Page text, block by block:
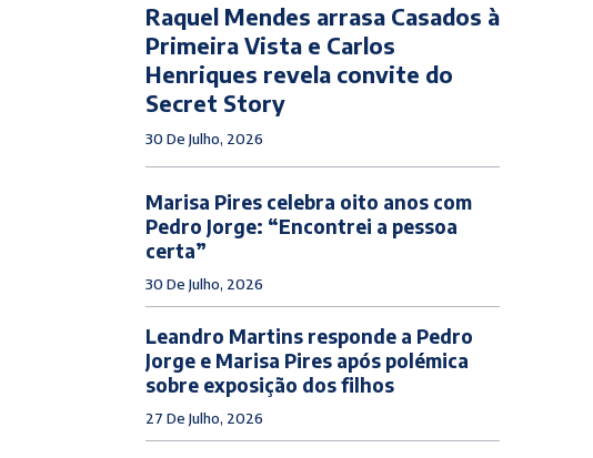
Raquel Mendes arrasa Casados à
Primeira Vista e Carlos
Henriques revela convite do
Secret Story
30 De Julho, 2026
Marisa Pires celebra oito anos com
Pedro Jorge: “Encontrei a pessoa
certa”
30 De Julho, 2026
Leandro Martins responde a Pedro
Jorge e Marisa Pires após polémica
sobre exposição dos filhos
27 De Julho, 2026